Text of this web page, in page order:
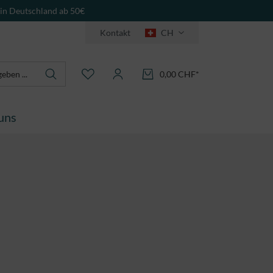
Deutschland ab 50€
Kontakt CH
0,00 CHF*